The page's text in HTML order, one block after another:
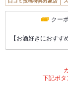
クー
【お酒好きにおす
下記ボタ